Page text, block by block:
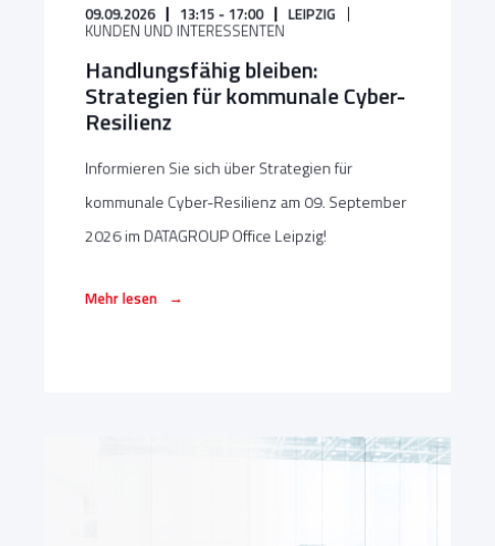
09.09.2026 13:15 - 17:00 LEIPZIG
KUNDEN UND INTERESSENTEN
Handlungsfähig bleiben:
Strategien für kommunale Cyber-
Resilienz
Informieren Sie sich über Strategien für
kommunale Cyber-Resilienz am 09. September
2026 im DATAGROUP Office Leipzig!
Mehr lesen →